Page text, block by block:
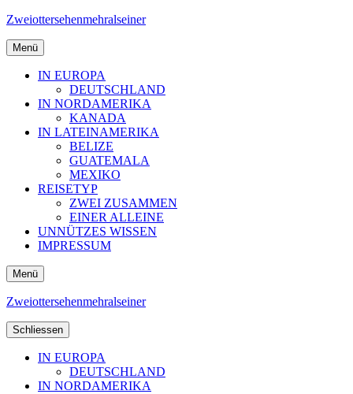
Zweiottersehenmehralseiner
Menü
IN EUROPA
DEUTSCHLAND
IN NORDAMERIKA
KANADA
IN LATEINAMERIKA
BELIZE
GUATEMALA
MEXIKO
REISETYP
ZWEI ZUSAMMEN
EINER ALLEINE
UNNÜTZES WISSEN
IMPRESSUM
Menü
Zweiottersehenmehralseiner
Schliessen
IN EUROPA
DEUTSCHLAND
IN NORDAMERIKA